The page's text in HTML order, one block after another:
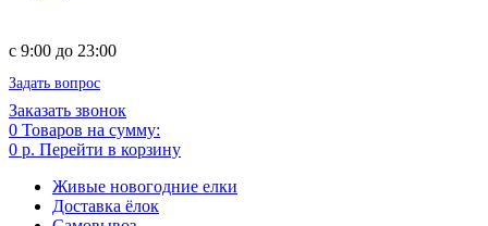
c 9:00 до 23:00
Задать вопрос
Заказать звонок
0 Товаров на сумму:
0 р. Перейти в корзину
Живые новогодние елки
Доставка ёлок